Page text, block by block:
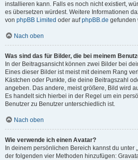
installieren kann. Falls es noch nicht existiert,
es übersetzen würdest. Weitere Informationen
von phpBB Limited oder aufphpBB.de gefunden
Nach oben
Was sind das für Bilder, die bei meinem
In der Beitragsansicht können zwei Bilder bei
Eines dieser Bilder ist meist mit deinem Rang
Kästchen oder Punkte, die deine Beitragszahl
angeben. Das andere, meist größere, Bild wird
Es handelt sich hierbei in der Regel um ein
Benutzer zu Benutzer unterschiedlich ist.
Nach oben
Wie verwende ich einen Avatar?
In deinem persönlichen Bereich kannst du unter
der folgenden vier Methoden hinzufügen: